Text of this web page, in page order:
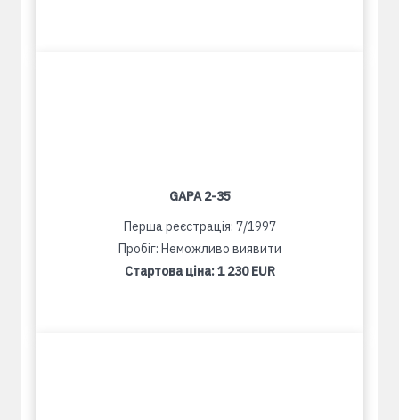
GAPA 2-35
Перша реєстрація: 7/1997
Пробіг: Неможливо виявити
Стартова ціна:1 230 EUR